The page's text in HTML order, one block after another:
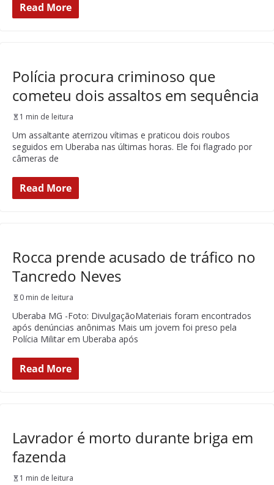
Read More
Polícia procura criminoso que
cometeu dois assaltos em sequência
1 min de leitura
Um assaltante aterrizou vítimas e praticou dois roubos
seguidos em Uberaba nas últimas horas. Ele foi flagrado por
câmeras de
Read More
Rocca prende acusado de tráfico no
Tancredo Neves
0 min de leitura
Uberaba MG -Foto: DivulgaçãoMateriais foram encontrados
após denúncias anônimas Mais um jovem foi preso pela
Polícia Militar em Uberaba após
Read More
Lavrador é morto durante briga em
fazenda
1 min de leitura